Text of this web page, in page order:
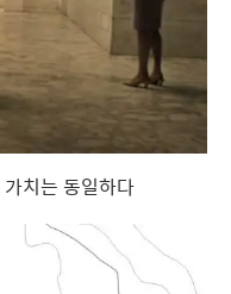
치는 동일하다